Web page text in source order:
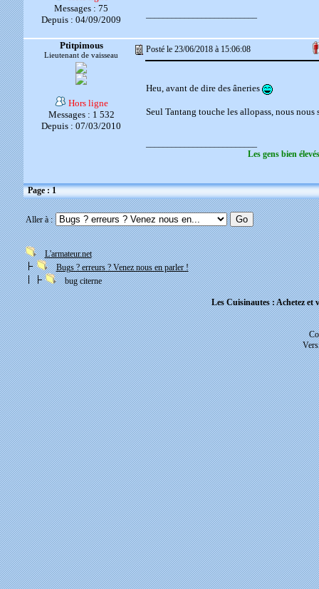
Messages : 75
Depuis : 04/09/2009
Ptitpimous
Lieutenant de vaisseau
Posté le 23/06/2018 à 15:06:08
Hors ligne
Messages : 1 532
Depuis : 07/03/2010
Heu, avant de dire des âneries
Seul Tantang touche les allopass, nous
Les gens bien
Page : 1
Aller à :
L'armateur.net
Bugs ? erreurs ? Venez nous en parler !
bug citerne
Les Cuisinautes : Achetez et